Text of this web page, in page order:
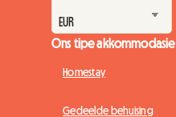
Ons tipe akkommodasie
Homestay
Gedeelde behuising